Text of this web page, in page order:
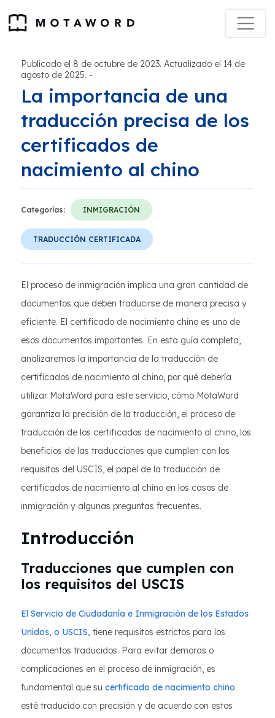
Publicado el 8 de octubre de 2023. Actualizado el 14 de
agosto de 2025. -
La importancia de una
traducción precisa de los
certificados de
nacimiento al chino
Categorías: INMIGRACIÓN
TRADUCCIÓN CERTIFICADA
El proceso de inmigración implica una gran cantidad de
documentos que deben traducirse de manera precisa y
eficiente. El certificado de nacimiento chino es uno de
esos documentos importantes. En esta guía completa,
analizaremos la importancia de la traducción de
certificados de nacimiento al chino, por qué debería
utilizar MotaWord para este servicio, cómo MotaWord
garantiza la precisión de la traducción, el proceso de
traducción de los certificados de nacimiento al chino, los
beneficios de las traducciones que cumplen con los
requisitos del USCIS, el papel de la traducción de
certificados de nacimiento al chino en los casos de
inmigración y algunas preguntas frecuentes.
Introducción
Traducciones que cumplen con
los requisitos del USCIS
El Servicio de Ciudadanía e Inmigración de los Estados
Unidos, o USCIS, tiene requisitos estrictos para los
documentos traducidos. Para evitar demoras o
complicaciones en el proceso de inmigración, es
fundamental que su certificado de nacimiento chino
esté traducido con precisión y de acuerdo con estos